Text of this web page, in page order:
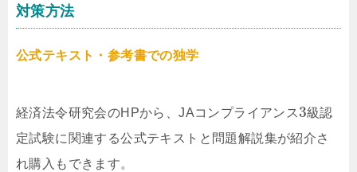
対策方法
公式テキスト・参考書での独学
経済法令研究会のHPから、JAコンプライアンス 3級認
定試験に関連する公式テキストと問題解説集が紹介さ
れ購入もできます。